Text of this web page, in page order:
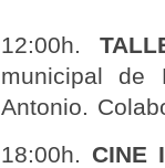
12:00h.
municipal de
Antonio.
18:00h. CINE